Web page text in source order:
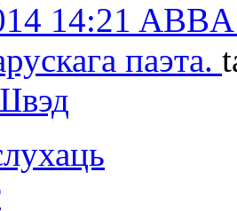
14:21 ABBA
паэта.